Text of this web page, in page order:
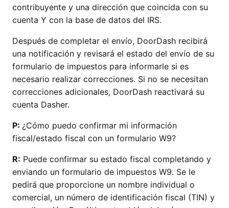
contribuyente y una dirección que coincida con su
cuenta Y con la base de datos del IRS.
Después de completar el envío, DoorDash recibirá
una notificación y revisará el estado del envío de su
formulario de impuestos para informarle si es
necesario realizar correcciones. Si no se necesitan
correcciones adicionales, DoorDash reactivará su
cuenta Dasher.
P: ¿Cómo puedo confirmar mi información
fiscal/estado fiscal con un formulario W9?
R: Puede confirmar su estado fiscal completando y
enviando un formulario de impuestos W9. Se le
pedirá que proporcione un nombre individual o
comercial, un número de identificación fiscal (TIN) y